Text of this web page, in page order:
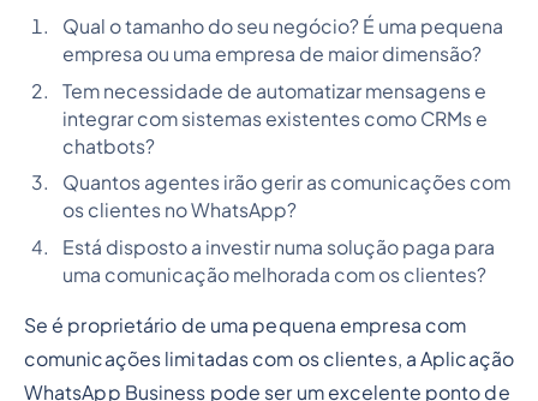
Qual o tamanho do seu negócio? É uma pequena
empresa ou uma empresa de maior dimensão?
Tem necessidade de automatizar mensagens e
integrar com sistemas existentes como CRMs e
chatbots?
Quantos agentes irão gerir as comunicações com
os clientes no WhatsApp?
Está disposto a investir numa solução paga para
uma comunicação melhorada com os clientes?
Se é proprietário de uma pequena empresa com
comunicações limitadas com os clientes, a Aplicação
WhatsApp Business pode ser um excelente ponto de